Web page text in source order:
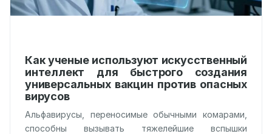
Как ученые используют искусственный
интеллект для быстрого создания
универсальных вакцин против опасных
вирусов
Альфавирусы, переносимые обычными комарами,
способны вызывать тяжелейшие вспышки